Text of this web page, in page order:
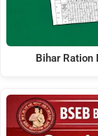
Bihar Ration